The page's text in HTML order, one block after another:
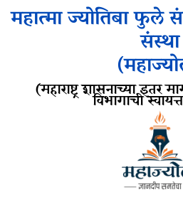
महात्मा ज्योतिबा फुले
संस्था
(महाराष्ट्र शासनाच्या
विभागाची